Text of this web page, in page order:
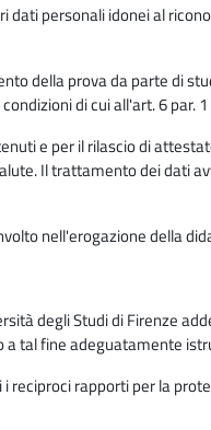
personali idonei al
della prova da parte di
di cui all'art. 6 par. 1
e per il rilascio di
Il trattamento dei dati
nell'erogazione della
degli Studi di Firenze
tal fine adeguatamente
rapporti per la